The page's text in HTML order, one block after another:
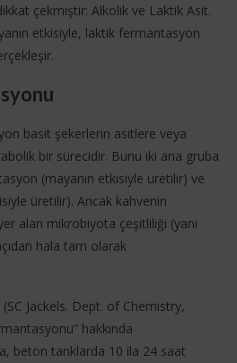
çekmiştir: Alkolik ve Laktik Asit.
etkisiyle, laktik fermantasyon
basit şekerlerin asitlere veya
bir sürecidir. Bunu iki ana gruba
(mayanın etkisiyle üretilir) ve
üretilir). Ancak kahvenin
alan mikrobiyota çeşitliliği (yani
hala tam olarak
(SC Jackels. Dept. of Chemistry,
hakkında
beton tanklarda 10 ila 24 saat